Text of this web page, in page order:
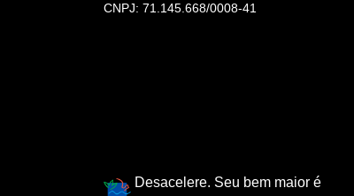
CNPJ: 71.145.668/0008-41
Desacelere. Seu bem maior é